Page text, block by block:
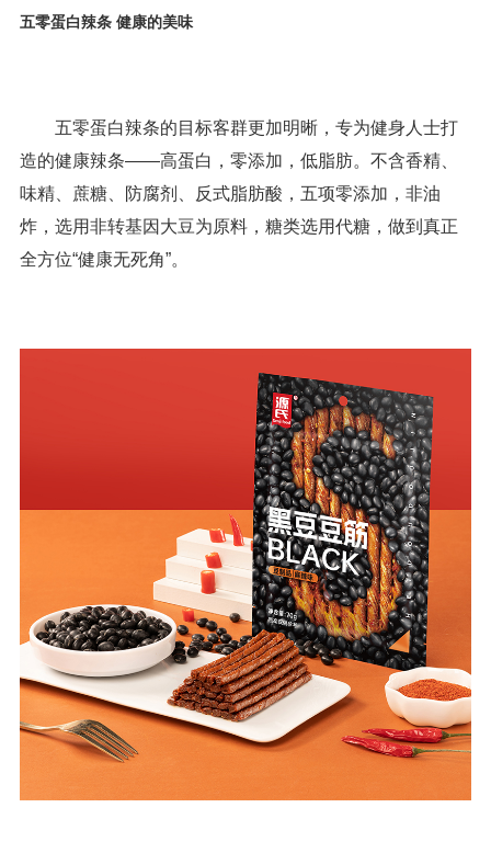
五零蛋白辣条 健康的美味
五零蛋白辣条的目标客群更加明晰，专为健身人士打
造的健康辣条——高蛋白，零添加，低脂肪。不含香精、
味精、蔗糖、防腐剂、反式脂肪酸，五项零添加，非油
炸，选用非转基因大豆为原料，糖类选用代糖，做到真正
全方位“健康无死角”。